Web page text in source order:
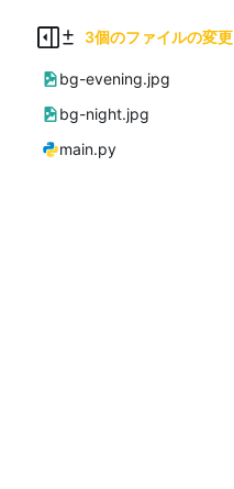
3個のファイルの変更
bg-evening.jpg
bg-night.jpg
main.py